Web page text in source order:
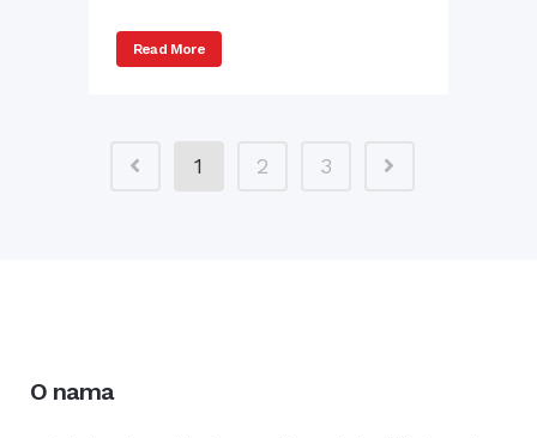
Read More
1 2 3
O nama